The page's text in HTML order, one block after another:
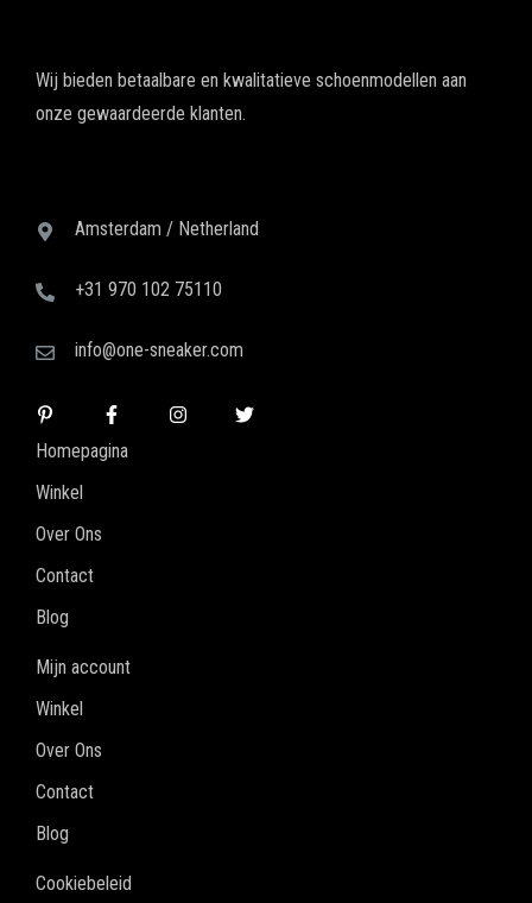
Wij bieden betaalbare en kwalitatieve schoenmodellen aan
onze gewaardeerde klanten.
Amsterdam / Netherland
+31 970 102 75110
info@one-sneaker.com
Homepagina
Winkel
Over Ons
Contact
Blog
Mijn account
Winkel
Over Ons
Contact
Blog
Cookiebeleid